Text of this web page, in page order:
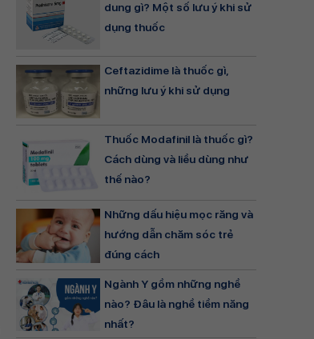
dung gì? Một số lưu ý khi sử
dụng thuốc
Ceftazidime là thuốc gì,
những lưu ý khi sử dụng
Thuốc Modafinil là thuốc gì?
Cách dùng và liều dùng như
thế nào?
Những dấu hiệu mọc răng và
hướng dẫn chăm sóc trẻ
đúng cách
Ngành Y gồm những nghề
nào? Đâu là nghề tiềm năng
nhất?